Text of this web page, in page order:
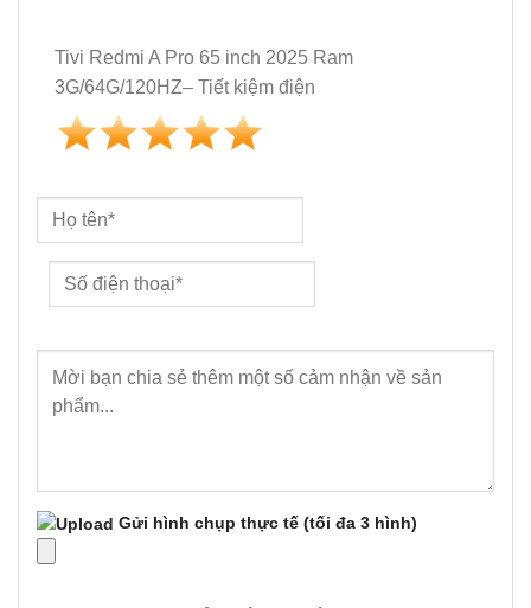
Tivi Redmi A Pro 65 inch 2025 Ram
3G/64G/120HZ– Tiết kiệm điện
Gửi hình chụp thực tế (tối đa 3 hình)